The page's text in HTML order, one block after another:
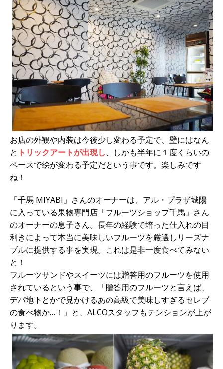
お店の外観や内装は今後少し変わる予定で、壁にはなん
と トリックアートが出現し、しかも半年に１度くらいの
ペースで絵が変わる予定だという事です。楽しみです
ね！
「千馬 MIYABI」さんのオーナーは、アル・プラザ城陽
に入っている果物専門店「フルーツショップ千馬」さん
のオーナーの息子さん。長年の経験で培った仕入れの目
利きによって本当に美味しいフルーツを厳選しリーズナ
ブルに提供する事を実現。これは是非一度食べてみない
と！
フルーツサンドやスイーツには贈答用のフルーツを使用
されているという事で、「贈答用のフルーツと言えば、
デパ地下とかで見かけるあの高級で美味しすぎるセレブ
の食べ物か…！」と、ALCOスタッフもテンションが上が
ります。